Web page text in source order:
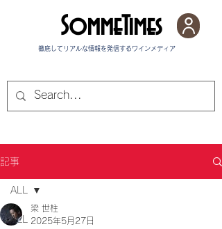
徹底してリアルな情報を発信する​ワインメディア
SommeTimes
記事
ALL
ALL
梁 世柱
2025年5月27日